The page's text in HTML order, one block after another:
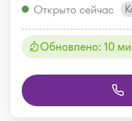
Открыто сейчас
Обновлено: 10